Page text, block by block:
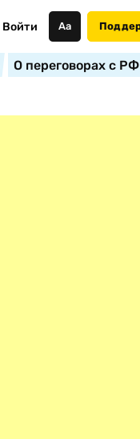
Войти Аа
О переговорах с РФ